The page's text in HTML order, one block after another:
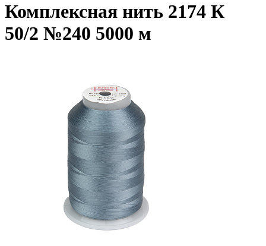
Комплексная нить 2174 К
50/2 №240 5000 м